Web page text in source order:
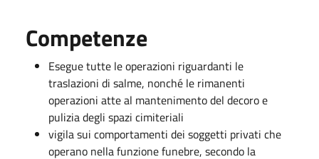
Competenze
Esegue tutte le operazioni riguardanti le
traslazioni di salme, nonché le rimanenti
operazioni atte al mantenimento del decoro e
pulizia degli spazi cimiteriali
vigila sui comportamenti dei soggetti privati che
operano nella funzione funebre, secondo la